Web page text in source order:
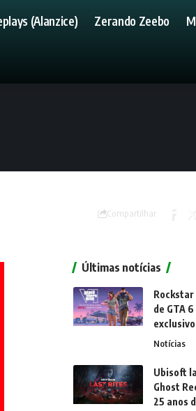
(Alanzice) Zerando Zeebo
Compartilhar
Últimas notícias
de GTA
Notícias
Ubisoft
Ghost
25 anos